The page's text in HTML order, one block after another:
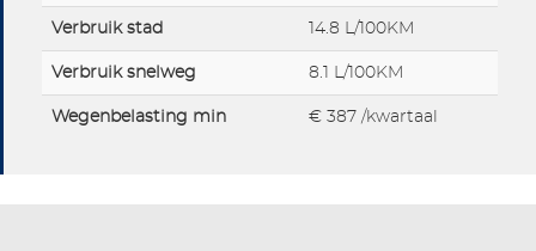
Verbruik stad 14.8 L/100KM
Verbruik snelweg 8.1 L/100KM
Wegenbelasting min € 387 /kwartaal